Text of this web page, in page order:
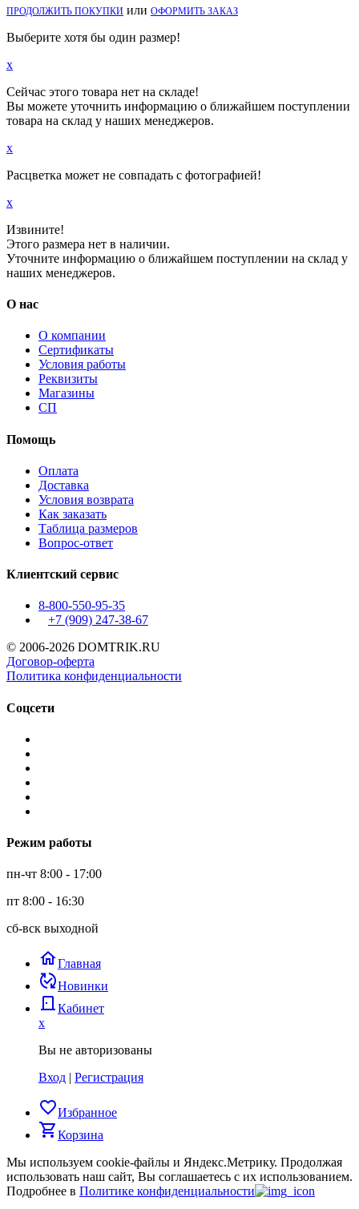
ПРОДОЛЖИТЬ ПОКУПКИ или ОФОРМИТЬ ЗАКАЗ
Выберите хотя бы один размер!
x
Сейчас этого товара нет на складе!
Вы можете уточнить информацию о ближайшем поступлении
товара на склад у наших менеджеров.
x
Расцветка может не совпадать с фотографией!
x
Извините!
Этого размера нет в наличии.
Уточните информацию о ближайшем поступлении на склад у
наших менеджеров.
О нас
О компании
Сертификаты
Условия работы
Реквизиты
Магазины
СП
Помощь
Оплата
Доставка
Условия возврата
Как заказать
Таблица размеров
Вопрос-ответ
Клиентский сервис
8-800-550-95-35
+7 (909) 247-38-67
© 2006-2026 DOMTRIK.RU
Договор-оферта
Политика конфиденциальности
Соцсети
Режим работы
пн-чт 8:00 - 17:00
пт 8:00 - 16:30
сб-вск выходной
homeГлавная
published_with_changesНовинки
door_back Кабинет
x
Вы не авторизованы
Вход | Регистрация
favorite_borderИзбранное
shopping_cartКорзина
Мы используем cookie-файлы и Яндекс.Метрику. Продолжая
использовать наш сайт, Вы соглашаетесь с их использованием.
Подробнее в Политике конфиденциальности